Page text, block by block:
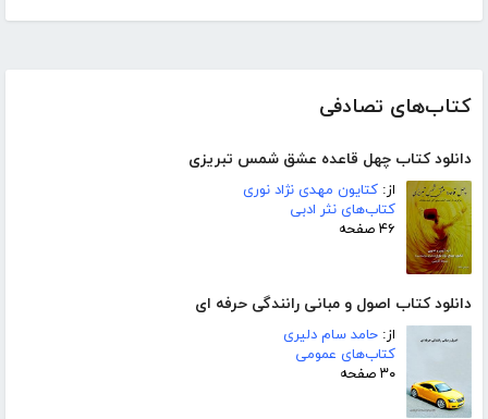
کتاب‌های تصادفی
دانلود کتاب چهل قاعده عشق شمس تبریزی
از: کتایون مهدی نژاد نوری
کتاب‌های نثر ادبی
۴۶ صفحه
دانلود کتاب اصول و مبانی رانندگی حرفه ای
از: حامد سام دلیری
کتاب‌های عمومی
۳۰ صفحه